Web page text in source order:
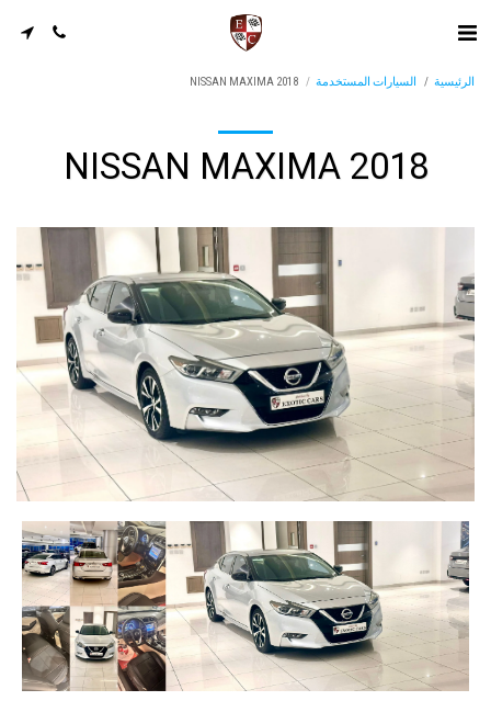
الرئيسية السيارات المستخدمة NISSAN MAXIMA 2018
NISSAN MAXIMA 2018